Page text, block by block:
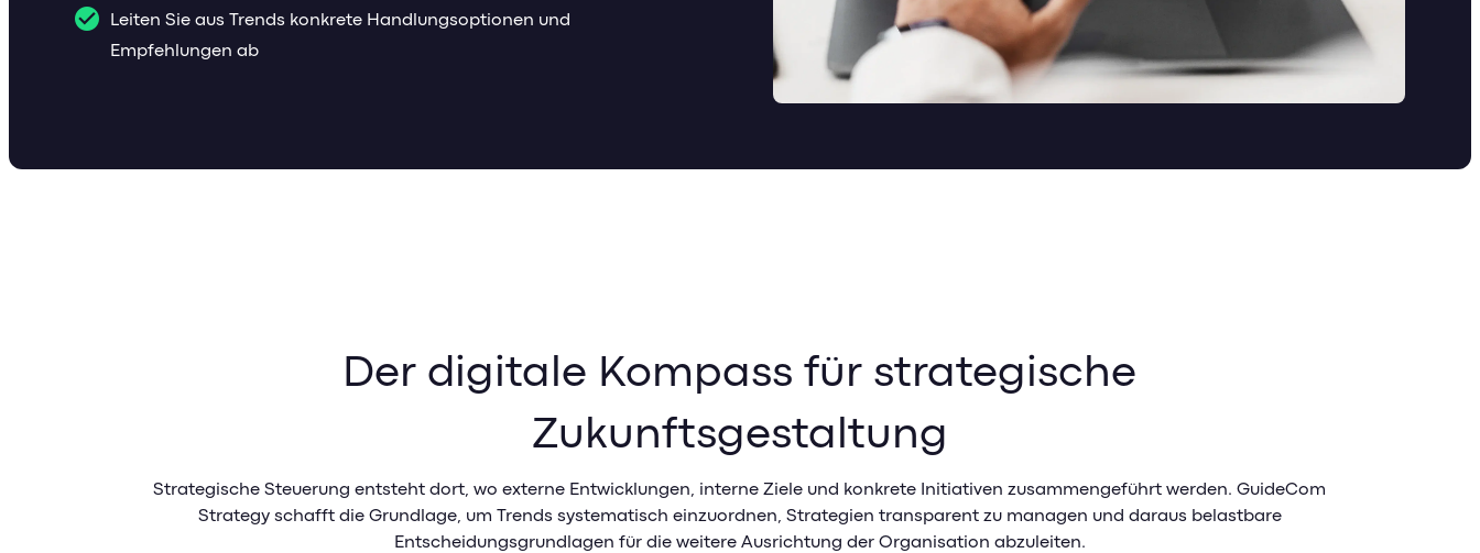
Leiten Sie aus Trends konkrete Handlungsoptionen und
Empfehlungen ab
Der digitale Kompass für strategische
Zukunftsgestaltung
Strategische Steuerung entsteht dort, wo externe Entwicklungen, interne Ziele und konkrete Initiativen zusammengeführt werden. GuideCom
Strategy schafft die Grundlage, um Trends systematisch einzuordnen, Strategien transparent zu managen und daraus belastbare
Entscheidungsgrundlagen für die weitere Ausrichtung der Organisation abzuleiten.